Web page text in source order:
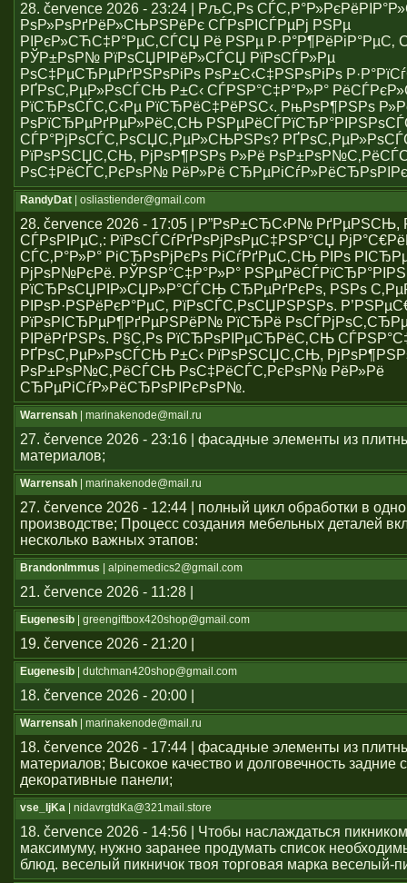
28. července 2026 - 23:24 | РљС‚Рѕ
РѕР»РѕРґРёР»СЊРЅРёРє СЃРѕРІСЃРµРј РЅРµ
РІРєР»СЋС‡Р°РµС‚СЃСЏ Рё РЅРµ Р·Р°Р¶РёРіР°РµС‚
РЎР±РѕР№ РїРѕСЏРІРёР»СЃСЏ РїРѕСЃР»Рµ
РѕС‡РµСЂРµРґРЅРѕРіРѕ РѕР±С‹С‡РЅРѕРіРѕ
РҐРѕС‚РµР»РѕСЃСЊ Р±С‹ СЃРЅР°С‡Р°Р»Р°
РїСЂРѕСЃС‚С‹Рµ РїСЂРёС‡РёРЅС‹. РњРѕР¶РЅРѕ
РѕРїСЂРµРґРµР»РёС‚СЊ
СЃР°РјРѕСЃС‚РѕСЏС‚РµР»СЊРЅРѕ?
РїРѕРЅСЏС‚СЊ, РјРѕР¶РЅРѕ Р»Рё
РѕС‡РёСЃС‚РєРѕР№ РёР»Рё
RandyDat | osliastiender@gmail.com
28. července 2026 - 17:05 | Р”РѕР±СЂС‹Р№
СЃРѕРІРµС‚: РїРѕСЃСѓРґРѕРјРѕРµС‡РЅР°СЏ
СЃС‚Р°Р»Р° РіСЂРѕРјРєРѕ РіСѓРґРµС‚СЊ РІРѕ
РјРѕР№РєРё. РЎРЅР°С‡Р°Р»Р°
РїСЂРѕСЏРІР»СЏР»Р°СЃСЊ СЂРµРґРєРѕ, РЅРѕ
РІРѕР·РЅРёРєР°РµС‚ РїРѕСЃС‚РѕСЏРЅРЅРѕ.
РїРѕРІСЂРµР¶РґРµРЅРёР№ РїСЂРё
РІРёРґРЅРѕ. Р§С‚Рѕ РїСЂРѕРІРµСЂРёС‚СЊ
РҐРѕС‚РµР»РѕСЃСЊ Р±С‹ РїРѕРЅСЏС‚СЊ,
РѕР±РѕР№С‚РёСЃСЊ РѕС‡РёСЃС‚РєРѕР№ РёР»Рё
СЂРµРіСѓР»РёСЂРѕРІРєРѕР№.
Warrensah | marinakenode@mail.ru
27. července 2026 - 23:16 | фасадные элементы из
материалов;
Warrensah | marinakenode@mail.ru
27. července 2026 - 12:44 | полный цикл обработки в
производстве; Процесс создания мебельных деталей
несколько важных этапов:
BrandonImmus | alpinemedics2@gmail.com
21. července 2026 - 11:28 |
Eugenesib | greengiftbox420shop@gmail.com
19. července 2026 - 21:20 |
Eugenesib | dutchman420shop@gmail.com
18. července 2026 - 20:00 |
Warrensah | marinakenode@mail.ru
18. července 2026 - 17:44 | фасадные элементы из
материалов; Высокое качество и долговечность задние
декоративные панели;
vse_ljKa | nidavrgtdKa@321mail.store
18. července 2026 - 14:56 | Чтобы наслаждаться
максимуму, нужно заранее продумать список
блюд. веселый пикничок твоя торговая марка веселый-